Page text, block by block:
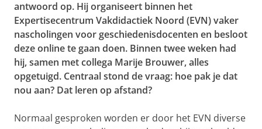
antwoord op. Hij organiseert binnen het
Expertisecentrum Vakdidactiek Noord (EVN) vaker
nascholingen voor geschiedenisdocenten en besloot
deze online te gaan doen. Binnen twee weken had
hij, samen met collega Marije Brouwer, alles
opgetuigd. Centraal stond de vraag: hoe pak je dat
nou aan? Dat leren op afstand?
Normaal gesproken worden er door het EVN diverse